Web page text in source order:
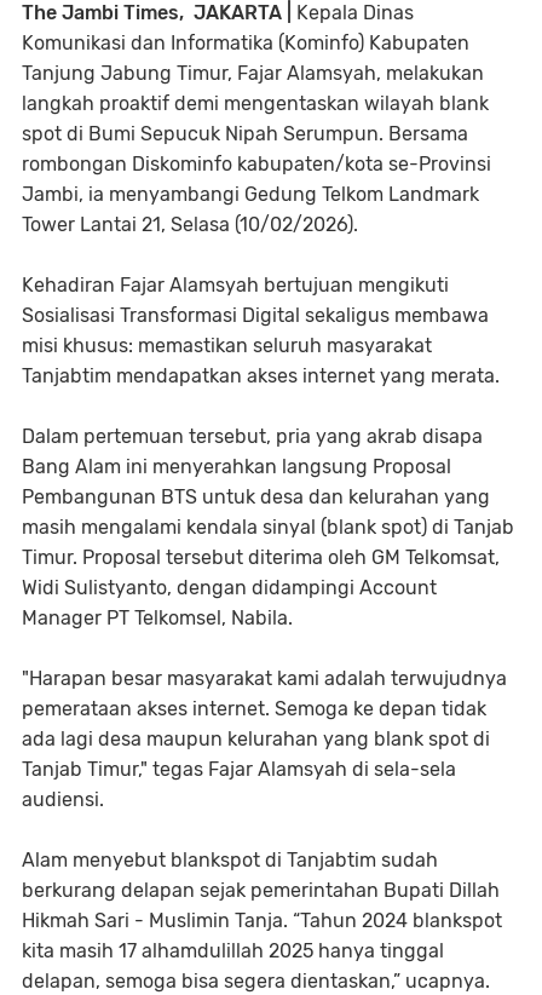
The Jambi Times, ​JAKARTA |
Kepala Dinas
Komunikasi dan Informatika (Kominfo) Kabupaten
Tanjung Jabung Timur, Fajar Alamsyah, melakukan
langkah proaktif demi mengentaskan wilayah blank
spot di Bumi Sepucuk Nipah Serumpun. Bersama
rombongan Diskominfo kabupaten/kota se-Provinsi
Jambi, ia menyambangi Gedung Telkom Landmark
Tower Lantai 21, Selasa (10/02/2026).
​Kehadiran Fajar Alamsyah bertujuan mengikuti
Sosialisasi Transformasi Digital sekaligus membawa
misi khusus: memastikan seluruh masyarakat
Tanjabtim mendapatkan akses internet yang merata.
​Dalam pertemuan tersebut, pria yang akrab disapa
Bang Alam ini menyerahkan langsung Proposal
Pembangunan BTS untuk desa dan kelurahan yang
masih mengalami kendala sinyal (blank spot) di Tanjab
Timur. Proposal tersebut diterima oleh GM Telkomsat,
Widi Sulistyanto, dengan didampingi Account
Manager PT Telkomsel, Nabila.
​"Harapan besar masyarakat kami adalah terwujudnya
pemerataan akses internet. Semoga ke depan tidak
ada lagi desa maupun kelurahan yang blank spot di
Tanjab Timur," tegas Fajar Alamsyah di sela-sela
audiensi.
Alam menyebut blankspot di Tanjabtim sudah
berkurang delapan sejak pemerintahan Bupati Dillah
Hikmah Sari - Muslimin Tanja. “Tahun 2024 blankspot
kita masih 17 alhamdulillah 2025 hanya tinggal
delapan, semoga bisa segera dientaskan,” ucapnya.